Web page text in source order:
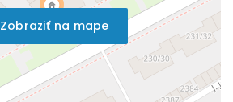
Zobraziť na mape